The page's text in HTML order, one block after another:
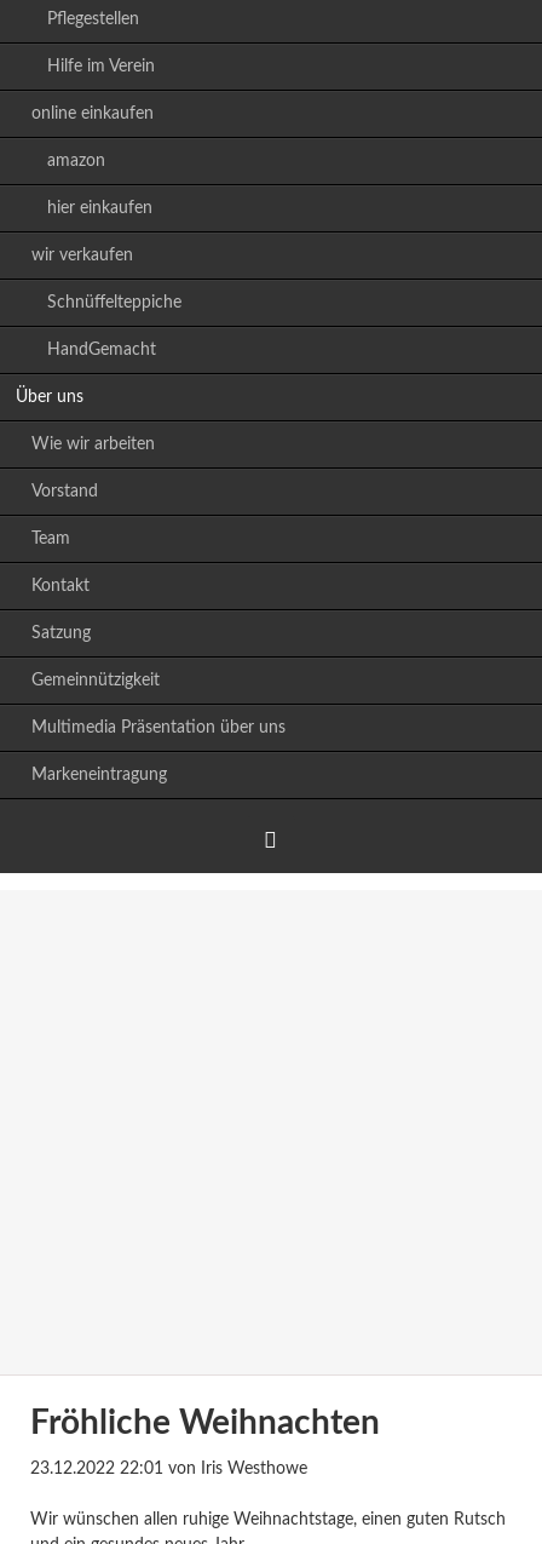
Pflegestellen
Hilfe im Verein
online einkaufen
amazon
hier einkaufen
wir verkaufen
Schnüffelteppiche
HandGemacht
Über uns
Wie wir arbeiten
Vorstand
Team
Kontakt
Satzung
Gemeinnützigkeit
Multimedia Präsentation über uns
Markeneintragung
Fröhliche Weihnachten
23.12.2022 22:01von Iris Westhowe
Wir wünschen allen ruhige Weihnachtstage, einen guten Rutsch